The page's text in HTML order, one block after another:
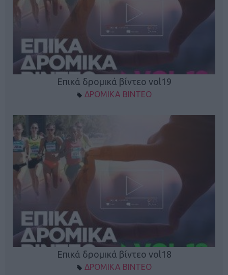
Επικά δρομικά βίντεο vol19
ΔΡΟΜΙΚΑ ΒΙΝΤΕΟ
Επικά δρομικά βίντεο vol18
ΔΡΟΜΙΚΑ ΒΙΝΤΕΟ